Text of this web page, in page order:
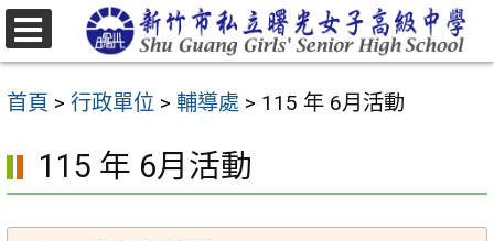
跳
至
要
容
首頁 > 行政單位 > 輔導處 > 115 年 6月活動
115 年 6月活動
選
單